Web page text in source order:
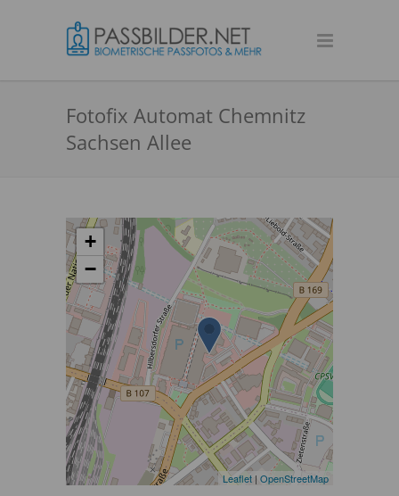
Fotofix Automat Chemnitz
Sachsen Allee
+
−
Leaflet | OpenStreetMap